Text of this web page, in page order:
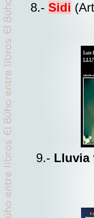
8.- Sidi
9.- Lluvia